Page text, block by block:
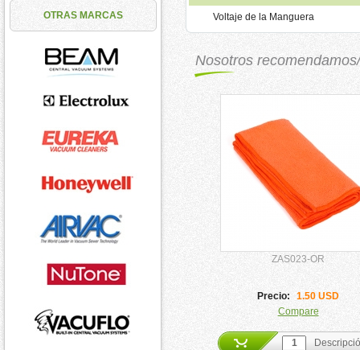
OTRAS MARCAS Voltaje de la Manguera
Nosotros
ZAS023-OR
Precio:
1.50 USD
Compare